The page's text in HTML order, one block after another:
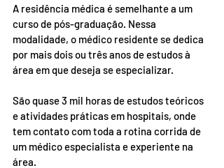
A residência médica é semelhante a um
curso de pós-graduação. Nessa
modalidade, o médico residente se dedica
por mais dois ou três anos de estudos à
área em que deseja se especializar.
São quase 3 mil horas de estudos teóricos
e atividades práticas em hospitais, onde
tem contato com toda a rotina corrida de
um médico especialista e experiente na
área.